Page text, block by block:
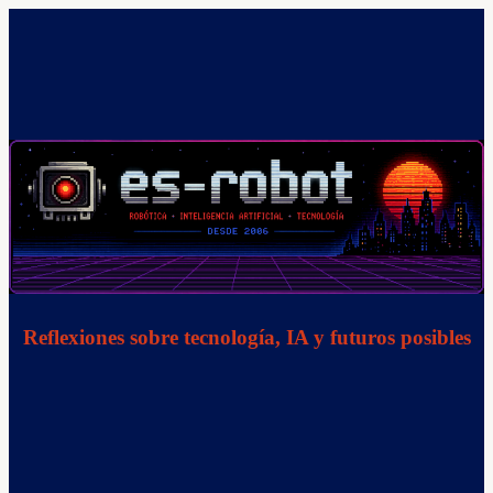
Reflexiones sobre tecnología, IA y futuros posibles